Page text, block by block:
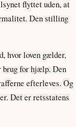
flyttet uden, at
Den stilling
hvor loven gælder,
brug for hjælp. Den
efterleves. Og
Det er retsstatens